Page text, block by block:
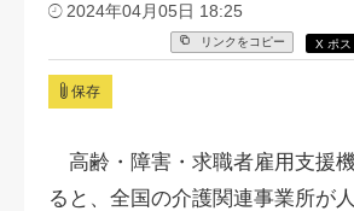
2024年04月05日 18:25
リンクをコピー X ポス
保存
高齢・障害・求職者雇用支援
ると、全国の介護関連事業所が